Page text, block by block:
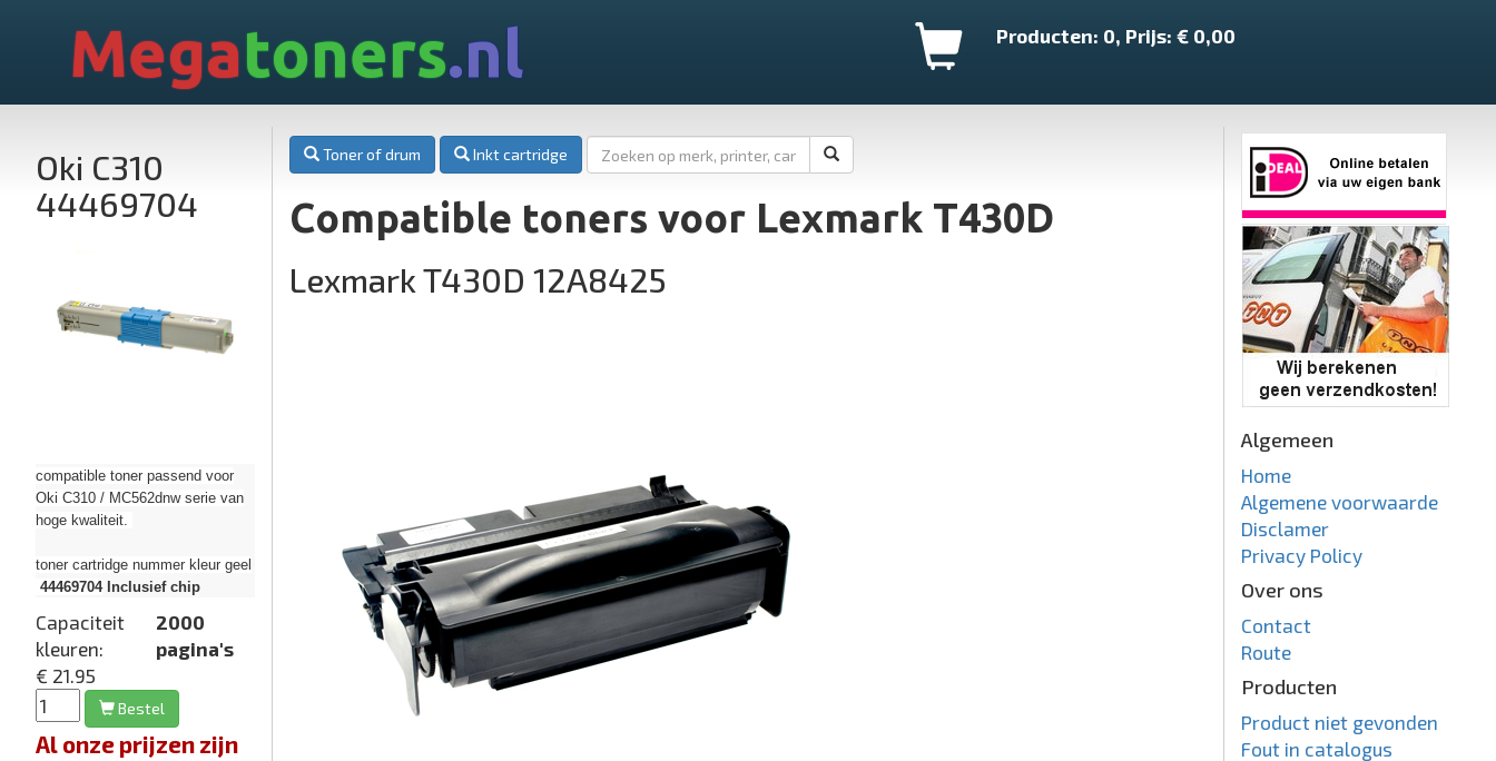
Megatoners.nl Producten: 0, Prijs: € 0,00
Oki C310
44469704
compatible toner passend voor
Oki C310 / MC562dnw serie van
hoge kwaliteit.
toner cartridge nummer kleur geel
44469704Inclusief chip
Capaciteit
kleuren:
2000
pagina's
€ 21.95
Bestel
Al onze prijzen zijn
Toner of drum Inkt cartridge
Compatible toners voor Lexmark T430D
Lexmark T430D 12A8425
Algemeen
Home
Algemene voorwaarde
Disclamer
Privacy Policy
Over ons
Contact
Route
Producten
Product niet gevonden
Fout in catalogus